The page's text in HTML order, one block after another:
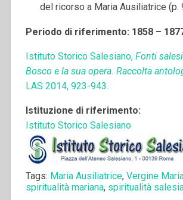
del ricorso a Maria Ausiliatrice (p.
Periodo di riferimento: 1858 –
Istituto Storico Salesiano, Fonti
Bosco e la sua opera. Raccolta
LAS 2014, 923-943.
Istituzione di riferimento:
Istituto Storico Salesiano
Tags: Maria Ausiliatrice, Vergine
spiritualità mariana, spiritualità